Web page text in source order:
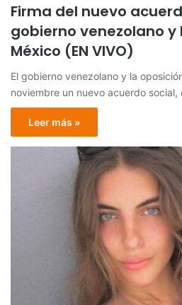
Firma del nuevo
gobierno venezolano y
México (EN VIVO)
El gobierno venezolano y la
noviembre un nuevo acuerdo
Leer más »